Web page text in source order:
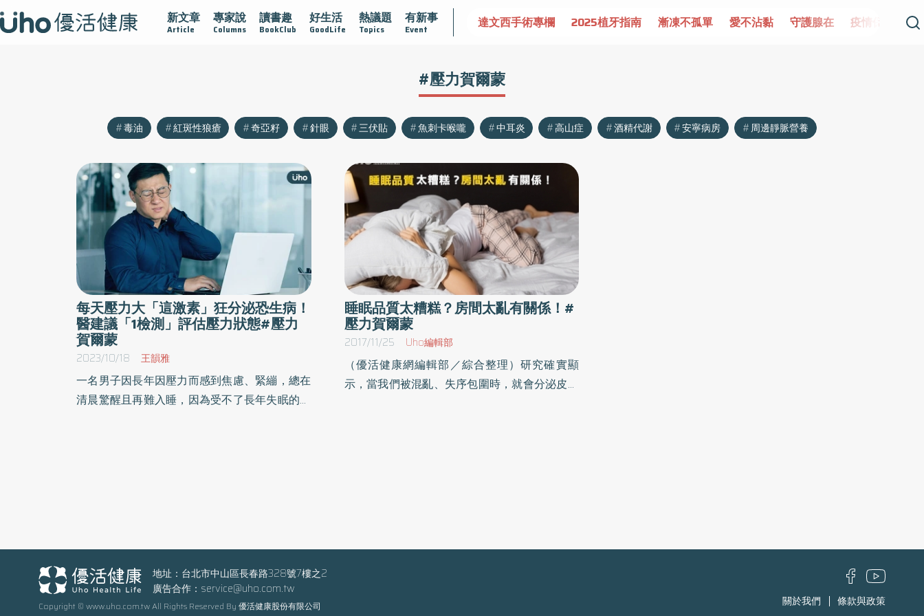
新文章
Article
專家說
Columns
讀書趣
BookClub
好生活
GoodLife
熱議題
Topics
有新事
Event
黏 守護腺在 疫情保衛戰 再生醫學 愛的未來視 認識攝護腺肥大 守護骨骼健康 達文西手術專欄 2025植牙指南 漸凍不孤單 愛不沾黏 守護腺在 疫情保衛戰
#壓力賀爾蒙
毒油 紅斑性狼瘡 奇亞籽 針眼 三伏貼 魚刺卡喉嚨 中耳炎 高山症 酒精代謝 安寧病房 周邊靜脈營養
每天壓力大「這激素」狂分泌恐生病！
醫建議「1檢測」評估壓力狀態#壓力
賀爾蒙
2023/10/18 王韻雅
一名男子因長年因壓力而感到焦慮、緊繃，總在
清晨驚醒且再難入睡，因為受不了長年失眠的生
睡眠品質太糟糕？房間太亂有關係！#
壓力賀爾蒙
2017/11/25 Uho編輯部
（優活健康網編輯部／綜合整理）研究確實顯
示，當我們被混亂、失序包圍時，就會分泌皮質
地址：台北市中山區長春路328號7樓之2
廣告合作： service@uho.com.tw
關於我們
條款與政策
Copyright © www.uho.com.tw All Rights Reserved By 優活健康股份有限公司